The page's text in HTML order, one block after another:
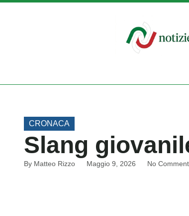
CRONACA
Slang
By Matteo Rizzo Maggio 9, 2026 No